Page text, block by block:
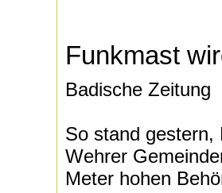
Funkmast
Badische Zeitung
So stand gestern,
Wehrer
Meter hohen